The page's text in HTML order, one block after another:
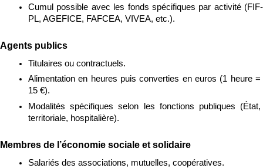
Cumul possible avec les fonds spécifiques par activité (FIF-
PL, AGEFICE, FAFCEA, VIVEA, etc.).
Agents publics
Titulaires ou contractuels.
Alimentation en heures puis converties en euros (1 heure =
15 €).
Modalités spécifiques selon les fonctions publiques (État,
territoriale, hospitalière).
Membres de l’économie sociale et solidaire
Salariés des associations, mutuelles, coopératives.